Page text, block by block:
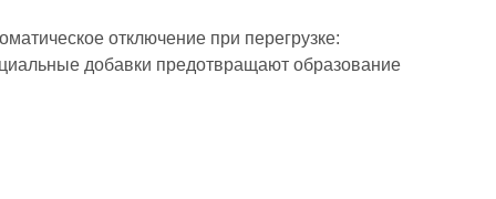
отключение при перегрузке:
добавки предотвращают образование